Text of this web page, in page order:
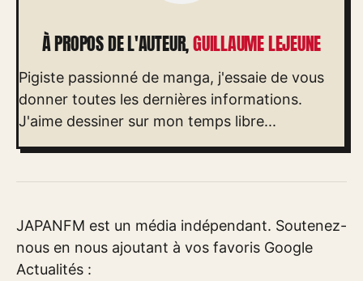
À PROPOS DE L'AUTEUR,GUILLAUME LEJEUNE
Pigiste passionné de manga, j'essaie de vous
donner toutes les dernières informations.
J'aime dessiner sur mon temps libre...
JAPANFM est un média indépendant. Soutenez-
nous en nous ajoutant à vos favoris Google
Actualités :